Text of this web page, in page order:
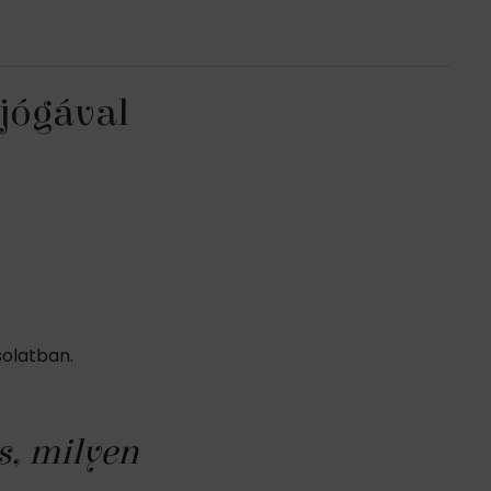
milyen